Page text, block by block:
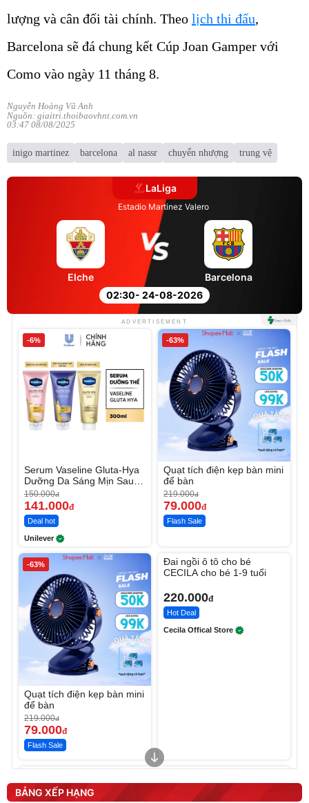
lượng và cân đối tài chính. Theo lịch thi đấu,
Barcelona sẽ đá chung kết Cúp Joan Gamper với
Como vào ngày 11 tháng 8.
Nguyễn Hoàng Vũ Anh
Nguồn: giaitri.thoibaovhnt.com.vn
03:47 08/08/2025
inigo martinez barcelona al nassr chuyển nhượng trung vệ
LaLiga
Estadio Martinez Valero
02:30- 24-08-2026
Elche Barcelona
ADVERTISEMENT
-6%
Serum Vaseline Gluta-Hya
Dưỡng Da Sáng Mịn Sau 7
Ngày
150.000đ
141.000đ
Deal hot
Unilever
-63%
Quạt tích điện kẹp bàn mini
để bàn
219.000đ
79.000đ
Flash Sale
-63%
Quạt tích điện kẹp bàn mini
để bàn
219.000đ
79.000đ
Flash Sale
Đai ngồi ô tô cho bé
CECILA cho bé 1-9 tuổi
220.000đ
Hot Deal
Cecila Offical Store
tức thì Vaseline Body
190.000 đ
D2-001 - Thông Minh
3.000.000
BẢNG XẾP HẠNG